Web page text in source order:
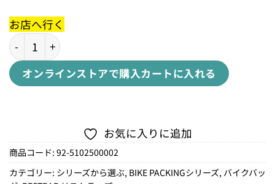
お店へ行く
HOLSTER BAR BAG 14L個
オンラインストアで購入カートに入れる
お気に入りに追加
商品コード: 92-5102500002
カテゴリー: シリーズから選ぶ, BIKE PACKINGシリーズ, バイクバッ